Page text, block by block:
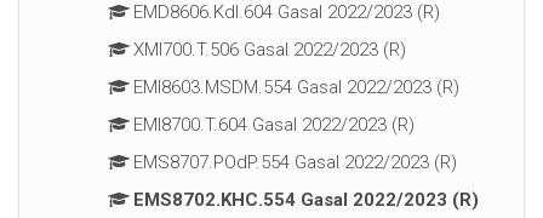
EMD8606.KdI.604 Gasal 2022/2023 (R)
XMI700.T.506 Gasal 2022/2023 (R)
EMI8603.MSDM.554 Gasal 2022/2023 (R)
EMI8700.T.604 Gasal 2022/2023 (R)
EMS8707.POdP.554 Gasal 2022/2023 (R)
EMS8702.KHC.554 Gasal 2022/2023 (R)